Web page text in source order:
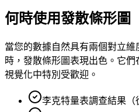
何時使用發散條形圖
當您的數據自然具有兩個對立
時，發散條形圖表現出色。它
視覺化中特別受歡迎。
李克特量表調查結果（